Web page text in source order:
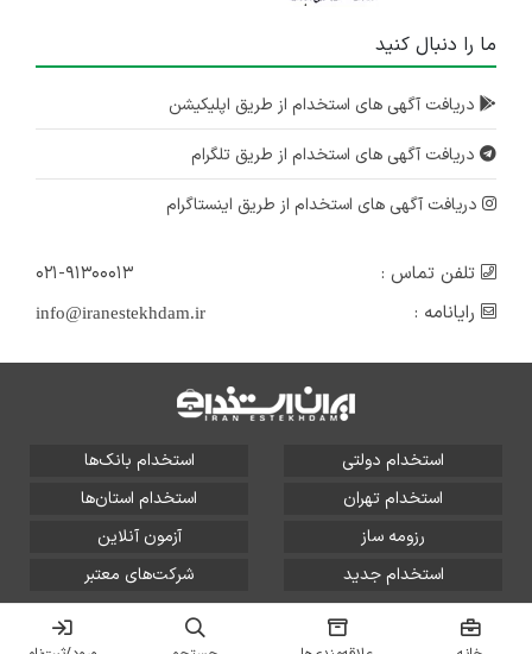
ما را دنبال کنید
دریافت آگهی های استخدام از طریق اپلیکیشن
دریافت آگهی های استخدام از طریق تلگرام
دریافت آگهی های استخدام از طریق اینستاگرام
تلفن تماس :
۰۲۱-۹۱۳۰۰۰۱۳
رایانامه :
info@iranestekhdam.ir
استخدام دولتی
استخدام بانک‌ها
استخدام تهران
استخدام استان‌ها
رزومه ساز
آزمون آنلاین
استخدام جدید
شرکت‌های معتبر
تمامی حقوق این سایت برای آلتین سیستم محفوظ است و هر
گونه سوءاستفاده از آن پیگرد قانونی دارد.